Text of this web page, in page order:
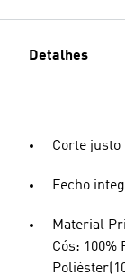
Detalhes
Corte justo
Fecho
Material
Cós: 100%